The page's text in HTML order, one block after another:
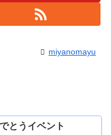
miyanomayu
とうイベント